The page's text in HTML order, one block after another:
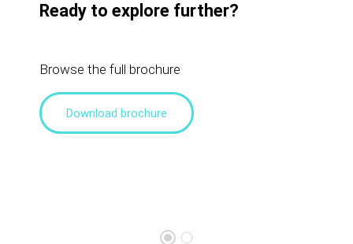
Ready to explore further?
Browse the full brochure
Download brochure